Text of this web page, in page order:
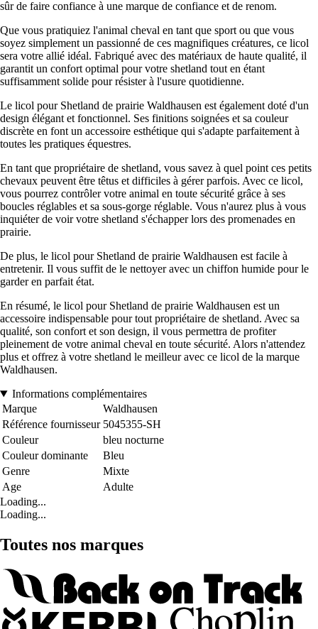
sûr de faire confiance à une marque de confiance et de renom.
Que vous pratiquiez l'animal cheval en tant que sport ou que vous
soyez simplement un passionné de ces magnifiques créatures, ce licol
sera votre allié idéal. Fabriqué avec des matériaux de haute qualité, il
garantit un confort optimal pour votre shetland tout en étant
suffisamment solide pour résister à l'usure quotidienne.
Le licol pour Shetland de prairie Waldhausen est également doté d'un
design élégant et fonctionnel. Ses finitions soignées et sa couleur
discrète en font un accessoire esthétique qui s'adapte parfaitement à
toutes les pratiques équestres.
En tant que propriétaire de shetland, vous savez à quel point ces petits
chevaux peuvent être têtus et difficiles à gérer parfois. Avec ce licol,
vous pourrez contrôler votre animal en toute sécurité grâce à ses
boucles réglables et sa sous-gorge réglable. Vous n'aurez plus à vous
inquiéter de voir votre shetland s'échapper lors des promenades en
prairie.
De plus, le licol pour Shetland de prairie Waldhausen est facile à
entretenir. Il vous suffit de le nettoyer avec un chiffon humide pour le
garder en parfait état.
En résumé, le licol pour Shetland de prairie Waldhausen est un
accessoire indispensable pour tout propriétaire de shetland. Avec sa
qualité, son confort et son design, il vous permettra de profiter
pleinement de votre animal cheval en toute sécurité. Alors n'attendez
plus et offrez à votre shetland le meilleur avec ce licol de la marque
Waldhausen.
Informations complémentaires
Marque
Waldhausen
Référence fournisseur 5045355-SH
Couleur
bleu nocturne
Couleur dominante
Bleu
Genre
Mixte
Age
Adulte
Loading...
Loading...
Toutes nos marques